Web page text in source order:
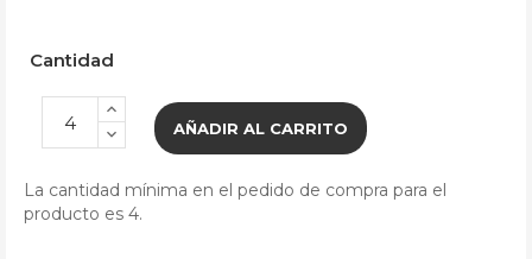
Cantidad
AÑADIR AL CARRITO
La cantidad mínima en el pedido de compra para el
producto es 4.